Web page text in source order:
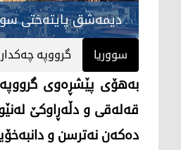
دیمەشق پایتەختی
سووریا گرووپە
بەهۆی پێشڕەوی گرووپە
قەلەقی و دڵەڕاوکێ
دەکەن نەترسن و